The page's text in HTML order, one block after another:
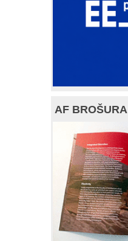
AF BROŠURA